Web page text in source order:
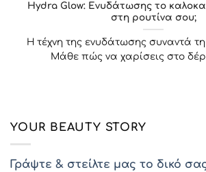
Hydra Glow: Ενυδάτωσης το
στη ρουτίνα σου;
Η τέχνη της ενυδάτωσης συναντά
Μάθε πώς να χαρίσεις στο
YOUR BEAUTY STORY
Γράψτε & στείλτε μας το δικό